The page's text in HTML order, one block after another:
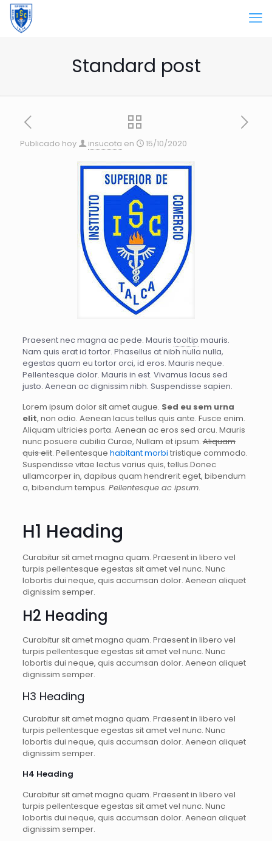
Standard post
Publicado hoy insucota en 15/10/2020
Praesent nec magna ac pede. Mauris tooltip mauris.
Nam quis erat id tortor. Phasellus at nibh nulla nulla,
egestas quam eu tortor orci, id eros. Mauris neque.
Pellentesque dolor. Mauris in est. Vivamus lacus sed
justo. Aenean ac dignissim nibh. Suspendisse sapien.
Lorem ipsum dolor sit amet augue. Sed eu sem urna
elit, non odio. Aenean lacus tellus quis ante. Fusce enim.
Aliquam ultricies porta. Aenean ac eros sed arcu. Mauris
nunc posuere cubilia Curae, Nullam et ipsum.Aliquam
quis elit. Pellentesque habitant morbi tristique commodo.
Suspendisse vitae lectus varius quis, tellus.Donec
ullamcorper in, dapibus quam hendrerit eget, bibendum
a, bibendum tempus. Pellentesque ac ipsum.
H1 Heading
Curabitur sit amet magna quam. Praesent in libero vel
turpis pellentesque egestas sit amet vel nunc. Nunc
lobortis dui neque, quis accumsan dolor. Aenean aliquet
dignissim semper.
H2 Heading
Curabitur sit amet magna quam. Praesent in libero vel
turpis pellentesque egestas sit amet vel nunc. Nunc
lobortis dui neque, quis accumsan dolor. Aenean aliquet
dignissim semper.
H3 Heading
Curabitur sit amet magna quam. Praesent in libero vel
turpis pellentesque egestas sit amet vel nunc. Nunc
lobortis dui neque, quis accumsan dolor. Aenean aliquet
dignissim semper.
H4 Heading
Curabitur sit amet magna quam. Praesent in libero vel
turpis pellentesque egestas sit amet vel nunc. Nunc
lobortis dui neque, quis accumsan dolor. Aenean aliquet
dignissim semper.